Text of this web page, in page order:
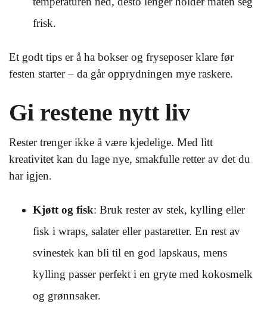
frisk.
Et godt tips er å ha bokser og fryseposer klare før
festen starter – da går opprydningen mye raskere.
Gi restene nytt liv
Rester trenger ikke å være kjedelige. Med litt
kreativitet kan du lage nye, smakfulle retter av det du
har igjen.
Kjøtt og fisk: Bruk rester av stek, kylling eller
fisk i wraps, salater eller pastaretter. En rest av
svinestek kan bli til en god lapskaus, mens
kylling passer perfekt i en gryte med kokosmelk
og grønnsaker.